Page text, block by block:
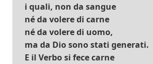
i quali, non da sangue
né da volere di carne
né da volere di uomo,
ma da Dio sono stati generati.
E il Verbo si fece carne